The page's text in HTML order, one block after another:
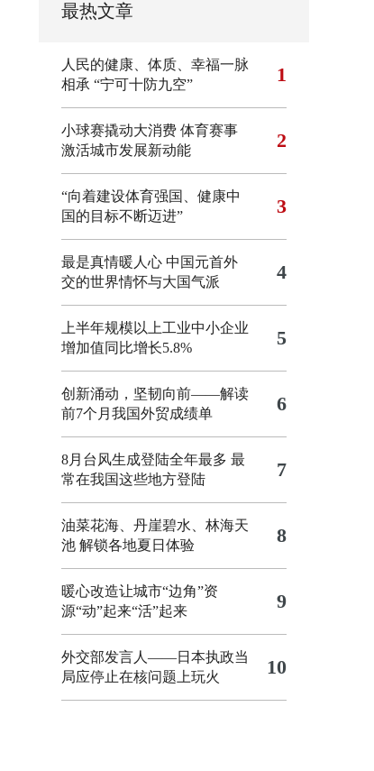
最热文章
人民的健康、体质、幸福一脉
相承 “宁可十防九空” 1
小球赛撬动大消费 体育赛事
激活城市发展新动能
2
“向着建设体育强国、健康中
国的目标不断迈进”
3
最是真情暖人心 中国元首外
交的世界情怀与大国气派
4
上半年规模以上工业中小企业
增加值同比增长5.8%
5
创新涌动，坚韧向前——解读
前7个月我国外贸成绩单
6
8月台风生成登陆全年最多 最
常在我国这些地方登陆
7
油菜花海、丹崖碧水、林海天
池 解锁各地夏日体验
8
暖心改造让城市“边角”资
源“动”起来“活”起来
9
外交部发言人——日本执政当
局应停止在核问题上玩火
10